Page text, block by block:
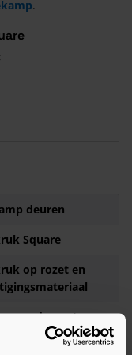
.
deuren
Square
op rozet en